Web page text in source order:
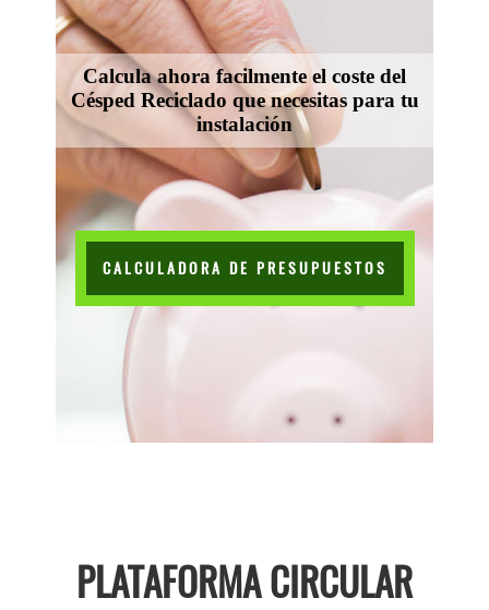
Calcula ahora facilmente el coste del
Césped Reciclado que necesitas para tu
instalación
CALCULADORA DE PRESUPUESTOS
PLATAFORMA CIRCULAR